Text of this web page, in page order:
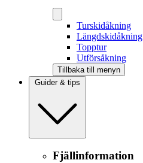
Tur­skidåkning
Längd­skidåkning
Topptur
Utförsåkning
Tillbaka till menyn
Guider & tips
Fjällinformation